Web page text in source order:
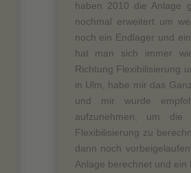
haben 2010 die Anlage
nochmal erweitert um
noch ein Endlager und
hat man sich immer
Richtung Flexibilisierung
in Ulm, habe mir das
und mir wurde
aufzunehmen, um
Flexibilisierung zu
dann noch
Anlage berechnet und